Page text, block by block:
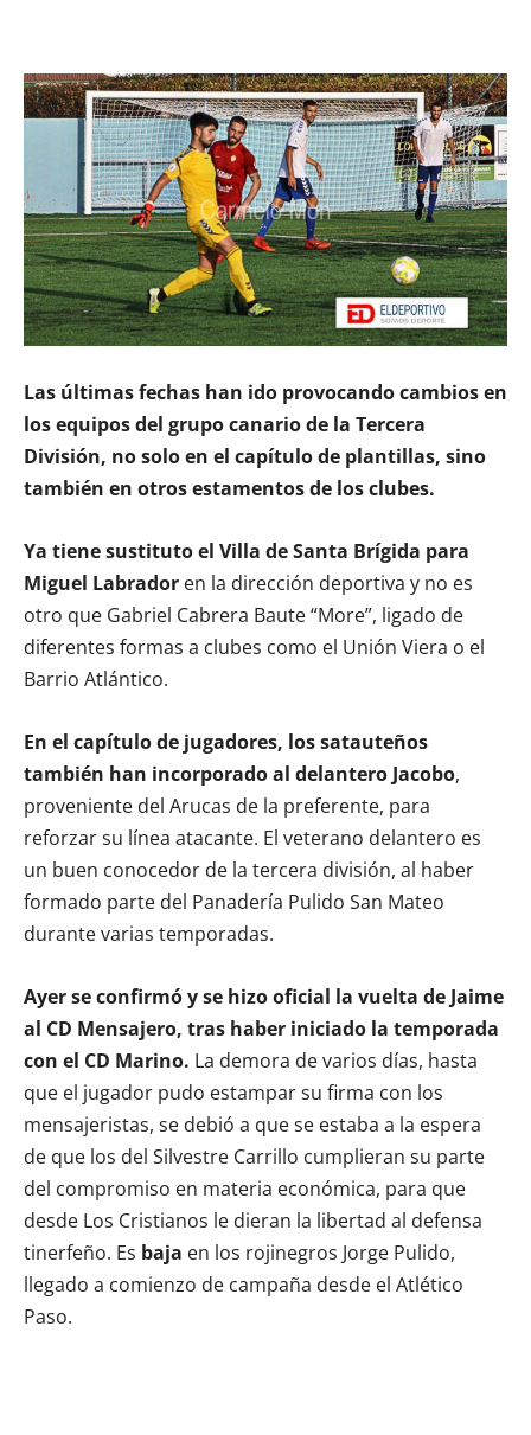
Las últimas fechas han ido provocando cambios en
los equipos del grupo canario de la Tercera
División, no solo en el capítulo de plantillas, sino
también en otros estamentos de los clubes.
Ya tiene sustituto el Villa de Santa Brígida para
Miguel Labrador en la dirección deportiva y no es
otro que Gabriel Cabrera Baute “More”, ligado de
diferentes formas a clubes como el Unión Viera o el
Barrio Atlántico.
En el capítulo de jugadores, los satauteños
también han incorporado al delantero Jacobo,
proveniente del Arucas de la preferente, para
reforzar su línea atacante. El veterano delantero es
un buen conocedor de la tercera división, al haber
formado parte del Panadería Pulido San Mateo
durante varias temporadas.
Ayer se confirmó y se hizo oficial la vuelta de Jaime
al CD Mensajero, tras haber iniciado la temporada
con el CD Marino. La demora de varios días, hasta
que el jugador pudo estampar su firma con los
mensajeristas, se debió a que se estaba a la espera
de que los del Silvestre Carrillo cumplieran su parte
del compromiso en materia económica, para que
desde Los Cristianos le dieran la libertad al defensa
tinerfeño. Es baja en los rojinegros Jorge Pulido,
llegado a comienzo de campaña desde el Atlético
Paso.